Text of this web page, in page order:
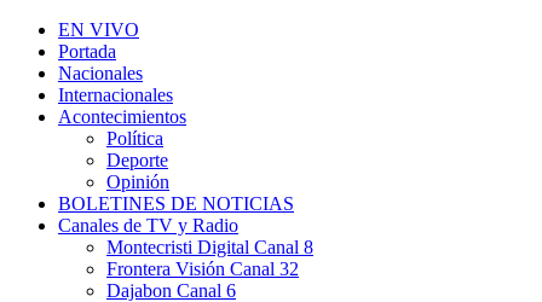
EN VIVO
Portada
Nacionales
Internacionales
Acontecimientos
Política
Deporte
Opinión
BOLETINES DE NOTICIAS
Canales de TV y Radio
Montecristi Digital Canal 8
Frontera Visión Canal 32
Dajabon Canal 6